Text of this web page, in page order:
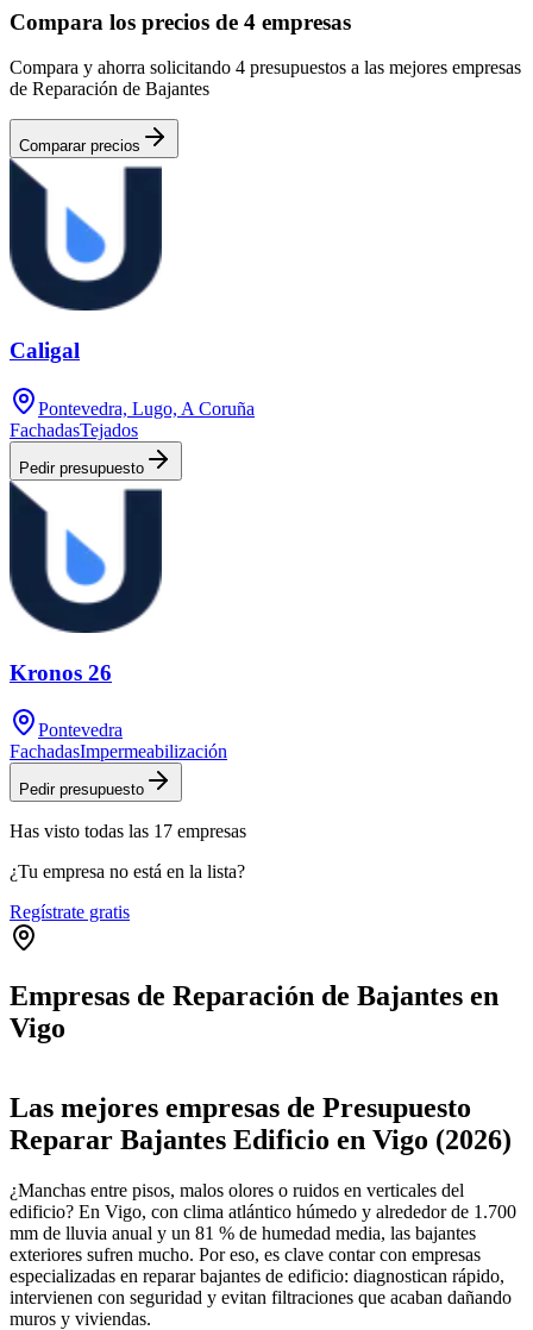
Compara los precios de 4 empresas
Compara y ahorra solicitando 4 presupuestos a las mejores empresas
de Reparación de Bajantes
Comparar precios
Caligal
Pontevedra, Lugo, A Coruña
FachadasTejados
Pedir presupuesto
Kronos 26
Pontevedra
FachadasImpermeabilización
Pedir presupuesto
Has visto todas las 17 empresas
¿Tu empresa no está en la lista?
Regístrate gratis
Empresas de Reparación de Bajantes en
Vigo
+
−
Las mejores empresas de Presupuesto
Reparar Bajantes Edificio en Vigo (2026)
¿Manchas entre pisos, malos olores o ruidos en verticales del
edificio? En Vigo, con clima atlántico húmedo y alrededor de 1.700
mm de lluvia anual y un 81 % de humedad media, las bajantes
exteriores sufren mucho. Por eso, es clave contar con empresas
especializadas en reparar bajantes de edificio: diagnostican rápido,
intervienen con seguridad y evitan filtraciones que acaban dañando
muros y viviendas.